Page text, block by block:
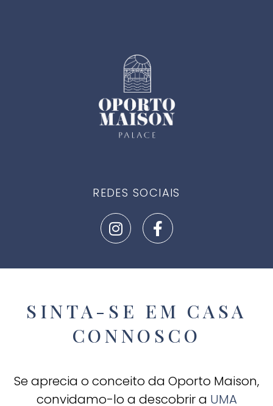
REDES SOCIAIS
SINTA-SE EM CASA
CONNOSCO
Se aprecia o conceito da Oporto Maison,
convidamo-lo a descobrir a UMA